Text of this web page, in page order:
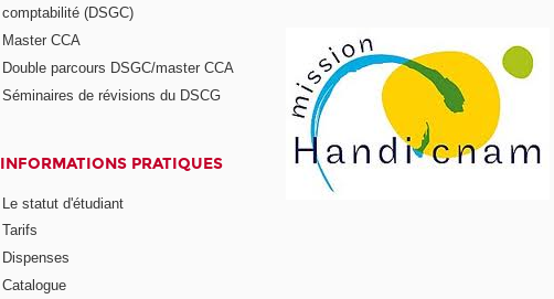
comptabilité (DSGC)
Master CCA
Double parcours DSGC/master CCA
Séminaires de révisions du DSCG
INFORMATIONS PRATIQUES
Le statut d'étudiant
Tarifs
Dispenses
Catalogue